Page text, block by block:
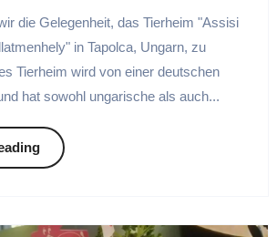
die Gelegenheit, das Tierheim "Assisi
in Tapolca, Ungarn, zu
Tierheim wird von einer deutschen
hat sowohl ungarische als auch...